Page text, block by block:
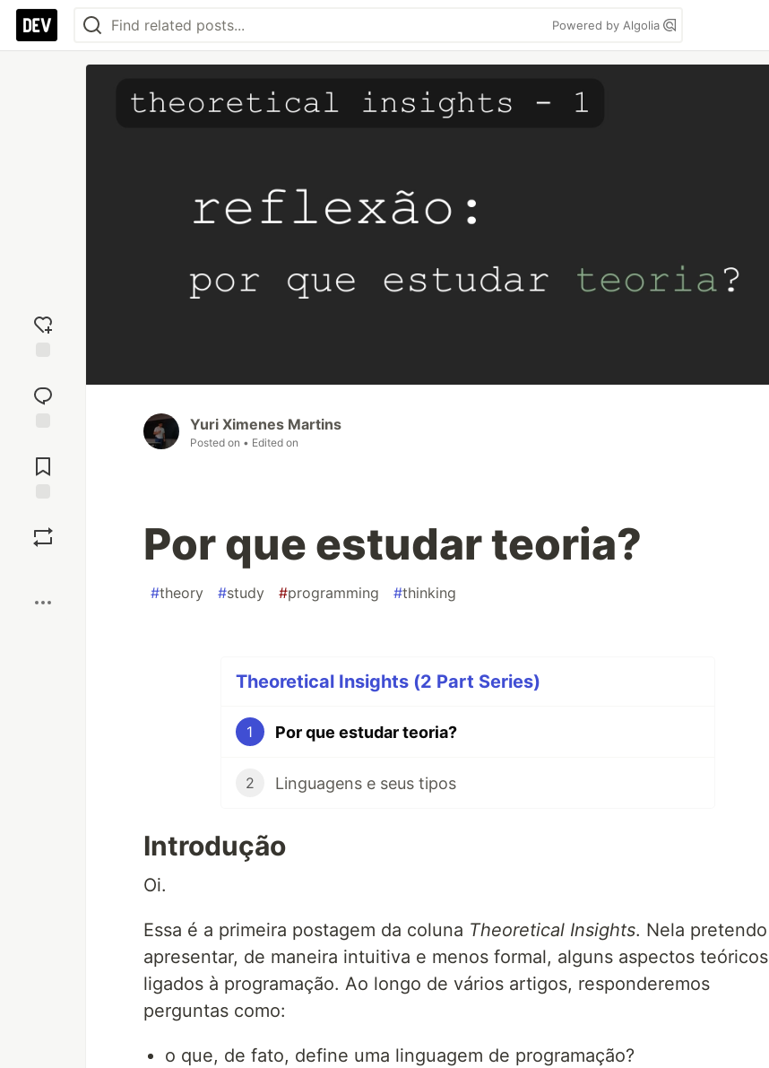
Powered by Algolia
reaction
Comments
Yuri Ximenes Martins
Posted on • Edited on
Por que estudar teoria?
#theory #study #programming #thinking
Theoretical Insights (2 Part Series)
1 Por que estudar teoria?
2 Linguagens e seus tipos
Introdução
Oi.
Essa é a primeira postagem da coluna Theoretical Insights. Nela pretendo
apresentar, de maneira intuitiva e menos formal, alguns aspectos teóricos
ligados à programação. Ao longo de vários artigos, responderemos
perguntas como:
o que, de fato, define uma linguagem de programação?